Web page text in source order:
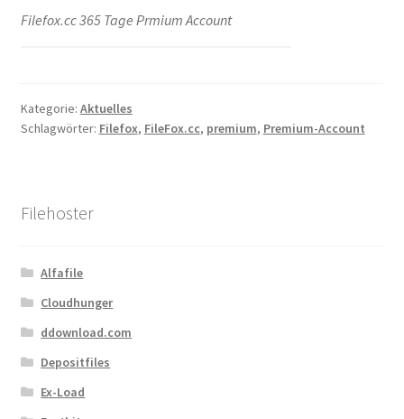
Filefox.cc 365 Tage Prmium Account
Kategorie: Aktuelles
Schlagwörter: Filefox, FileFox.cc, premium, Premium-Account
Filehoster
Alfafile
Cloudhunger
ddownload.com
Depositfiles
Ex-Load